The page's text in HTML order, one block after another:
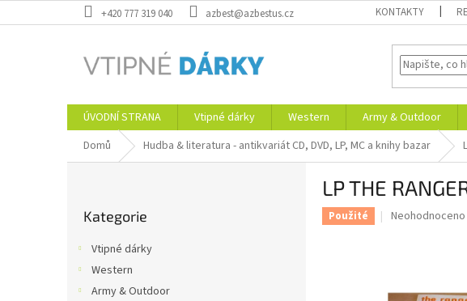
na
+420 777 319 040 azbest@azbestus.cz KONTAKTY
ÚVODNÍ STRANA Vtipné dárky Western Army & Outdoor
Domů
Hudba & literatura - antikvariát CD, DVD, LP, MC a knihy bazar
kategorie
Kategorie
Vtipné dárky
Western
Army & Outdoor
LP THE
Použité
Průměrné
z
Neohodnoceno